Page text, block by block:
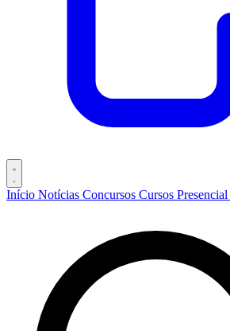
Início Notícias Concursos Cursos Presencial